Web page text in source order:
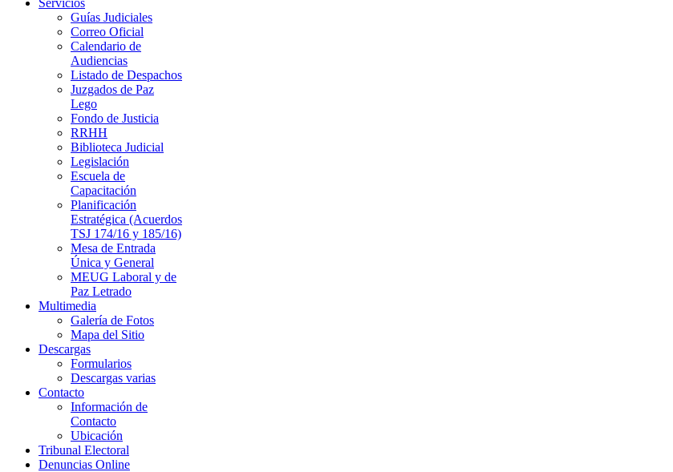
Servicios
Guías Judiciales
Correo Oficial
Calendario de
Audiencias
Listado de Despachos
Juzgados de Paz
Lego
Fondo de Justicia
RRHH
Biblioteca Judicial
Legislación
Escuela de
Capacitación
Planificación
Estratégica (Acuerdos
TSJ 174/16 y 185/16)
Mesa de Entrada
Única y General
MEUG Laboral y de
Paz Letrado
Multimedia
Galería de Fotos
Mapa del Sitio
Descargas
Formularios
Descargas varias
Contacto
Información de
Contacto
Ubicación
Tribunal Electoral
Denuncias Online